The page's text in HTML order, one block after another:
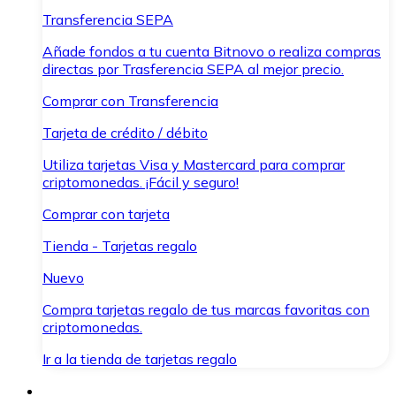
Transferencia SEPA
Añade fondos a tu cuenta Bitnovo o realiza compras
directas por Trasferencia SEPA al mejor precio.
Comprar con Transferencia
Tarjeta de crédito / débito
Utiliza tarjetas Visa y Mastercard para comprar
criptomonedas. ¡Fácil y seguro!
Comprar con tarjeta
Tienda - Tarjetas regalo
Nuevo
Compra tarjetas regalo de tus marcas favoritas con
criptomonedas.
Ir a la tienda de tarjetas regalo